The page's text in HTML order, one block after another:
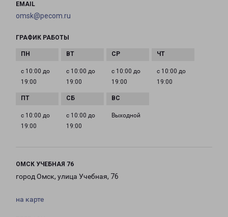
EMAIL
omsk@pecom.ru
ГРАФИК РАБОТЫ
с 10:00 до
19:00
с 10:00 до
19:00
с 10:00 до
19:00
с 10:00 до
19:00
с 10:00 до
19:00
с 10:00 до
19:00
Выходной
ОМСК УЧЕБНАЯ 76
город Омск, улица Учебная, 76
на карте